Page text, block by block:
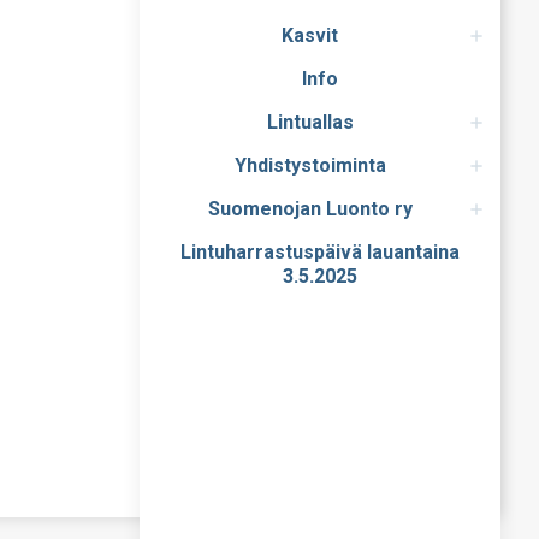
Kasvit
Info
Lintuallas
Yhdistystoiminta
Suomenojan Luonto ry
Lintuharrastuspäivä lauantaina
3.5.2025